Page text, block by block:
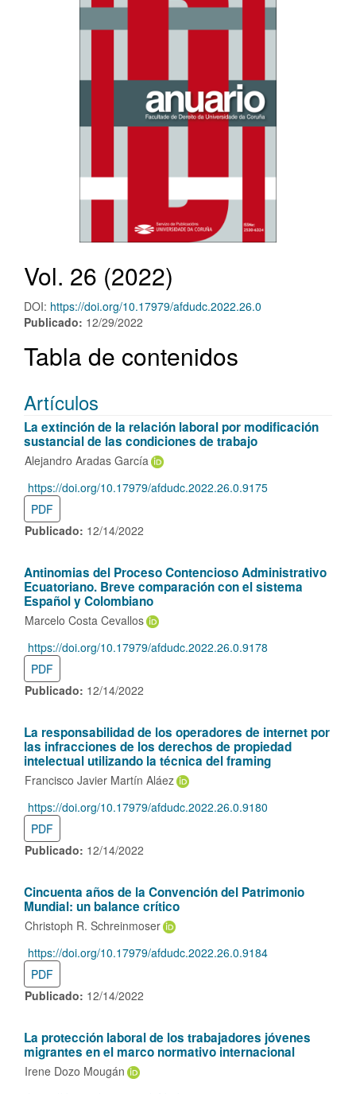
Vol. 26 (2022)
DOI: https://doi.org/10.17979/afdudc.2022.26.0
Publicado: 12/29/2022
Tabla de contenidos
Artículos
La extinción de la relación laboral por modificación
sustancial de las condiciones de trabajo
Alejandro Aradas García
https://doi.org/10.17979/afdudc.2022.26.0.9175
PDF
Publicado: 12/14/2022
Antinomias del Proceso Contencioso Administrativo
Ecuatoriano. Breve comparación con el sistema
Español y Colombiano
Marcelo Costa Cevallos
https://doi.org/10.17979/afdudc.2022.26.0.9178
PDF
Publicado: 12/14/2022
La responsabilidad de los operadores de internet por
las infracciones de los derechos de propiedad
intelectual utilizando la técnica del framing
Francisco Javier Martín Aláez
https://doi.org/10.17979/afdudc.2022.26.0.9180
PDF
Publicado: 12/14/2022
Cincuenta años de la Convención del Patrimonio
Mundial: un balance crítico
Christoph R. Schreinmoser
https://doi.org/10.17979/afdudc.2022.26.0.9184
PDF
Publicado: 12/14/2022
La protección laboral de los trabajadores jóvenes
migrantes en el marco normativo internacional
Irene Dozo Mougán